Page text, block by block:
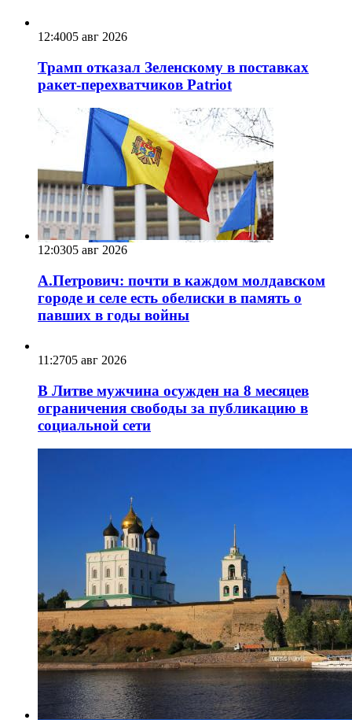
12:4005 авг 2026
Трамп отказал Зеленскому в поставках
ракет-перехватчиков Patriot
12:0305 авг 2026
А.Петрович: почти в каждом молдавском
городе и селе есть обелиски в память о
павших в годы войны
11:2705 авг 2026
В Литве мужчина осужден на 8 месяцев
ограничения свободы за публикацию в
социальной сети